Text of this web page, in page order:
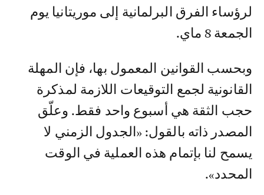
لرؤساء الفرق البرلمانية إلى موريتانيا يوم
الجمعة 8 ماي.
وبحسب القوانين المعمول بها، فإن المهلة
القانونية لجمع التوقيعات اللازمة لمذكرة
حجب الثقة هي أسبوع واحد فقط. وعلّق
المصدر ذاته بالقول: «الجدول الزمني لا
يسمح لنا بإتمام هذه العملية في الوقت
المحدد».